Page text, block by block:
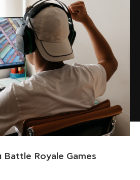
Battle Royale Games